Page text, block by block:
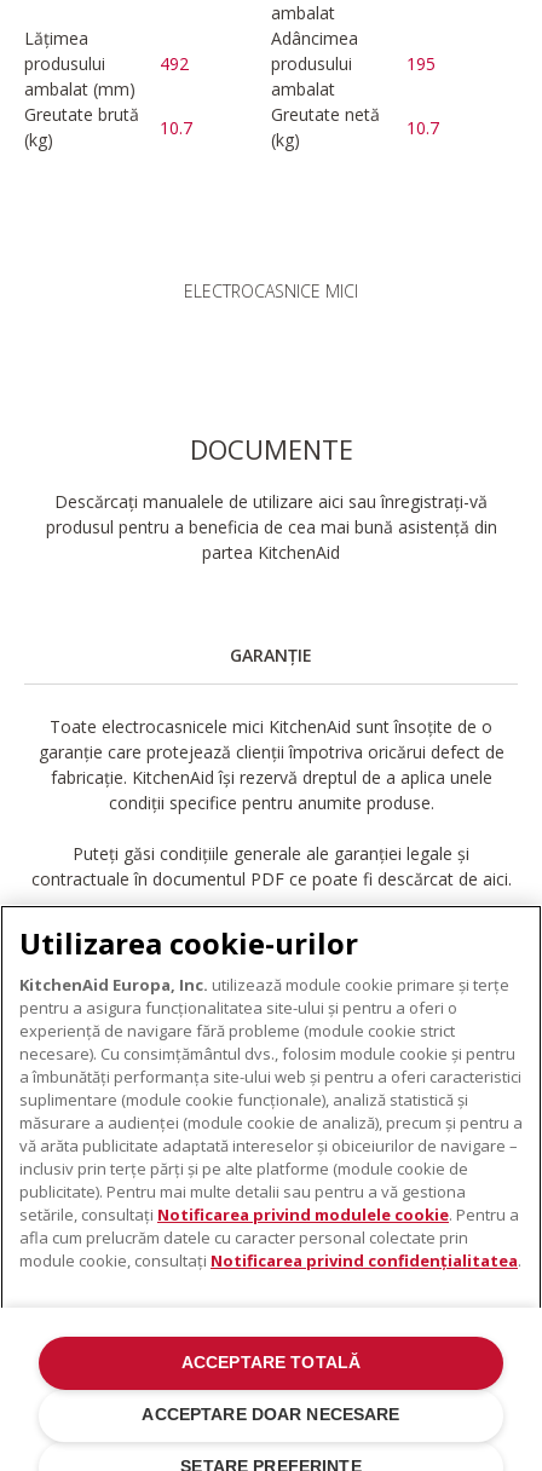
ambalat
Lățimea
produsului
ambalat (mm)
492
Adâncimea
produsului
ambalat
195
Greutate brută
(kg)
10.7
Greutate netă
(kg)
10.7
ELECTROCASNICE MICI
DOCUMENTE
Descărcați manualele de utilizare aici sau înregistrați-vă
produsul pentru a beneficia de cea mai bună asistență din
partea KitchenAid
GARANȚIE
Toate electrocasnicele mici KitchenAid sunt însoțite de o
garanție care protejează clienții împotriva oricărui defect de
fabricație. KitchenAid își rezervă dreptul de a aplica unele
condiții specifice pentru anumite produse.
Puteți găsi condițiile generale ale garanției legale și
contractuale în documentul PDF ce poate fi descărcat de aici.
DESCĂRCARE GARANȚIE
DESPRE KITCHENAID
Despre KitchenAid
Istoria mărcii
ODR
PRODUSELE NOASTRE
Electrocasnice mici
Accesorii pentru produse
SUPORT
De unde cumpărați
Localizator centre de service
Contacte
©2022 Toate drepturile rezervate. KitchenAid și designul mixerului cu
suport sunt mărci înregistrate în SUA. și în altă parte .
Notificare Privind Confidențialitatea.Modulele cookie.Alte țări
Utilizarea cookie-urilor
KitchenAid Europa, Inc. utilizează module cookie primare și terțe
pentru a asigura funcționalitatea site-ului și pentru a oferi o
experiență de navigare fără probleme (module cookie strict
necesare). Cu consimțământul dvs., folosim module cookie și pentru
a îmbunătăți performanța site-ului web și pentru a oferi caracteristici
suplimentare (module cookie funcționale), analiză statistică și
măsurare a audienței (module cookie de analiză), precum și pentru a
vă arăta publicitate adaptată intereselor și obiceiurilor de navigare –
inclusiv prin terțe părți și pe alte platforme (module cookie de
publicitate). Pentru mai multe detalii sau pentru a vă gestiona
setările, consultați Notificarea privind modulele cookie. Pentru a
afla cum prelucrăm datele cu caracter personal colectate prin
module cookie, consultați Notificarea privind confidențialitatea.
SETARE PREFERINȚE
ACCEPTARE DOAR NECESARE
ACCEPTARE TOTALĂ